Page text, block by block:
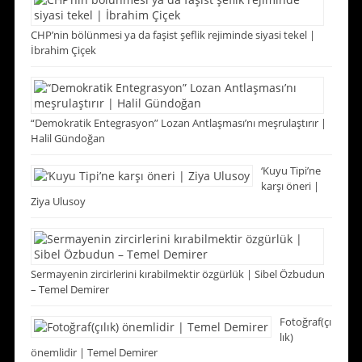
CHP’nin bölünmesi ya da faşist şeflik rejiminde siyasi tekel |
İbrahim Çiçek
“Demokratik Entegrasyon” Lozan Antlaşması’nı meşrulaştırır |
Halil Gündoğan
‘Kuyu Tipi’ne
karşı öneri |
Ziya Ulusoy
Sermayenin zircirlerini kırabilmektir özgürlük | Sibel Özbudun
– Temel Demirer
Fotoğraf(çı
lık)
önemlidir | Temel Demirer